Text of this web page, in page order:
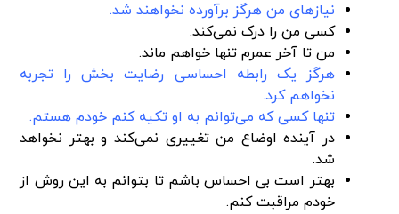
نیازهای من هرگز برآورده نخواهند شد.
کسی من را درک نمی‌کند.
من تا آخر عمرم تنها خواهم ماند.
هرگز یک رابطه احساسی رضایت بخش را تجربه
نخواهم کرد.
تنها کسی که می‌توانم به او تکیه کنم خودم هستم.
در آینده اوضاع من تغییری نمی‌کند و بهتر نخواهد
شد.
بهتر است بی احساس باشم تا بتوانم به این روش از
خودم مراقبت کنم.